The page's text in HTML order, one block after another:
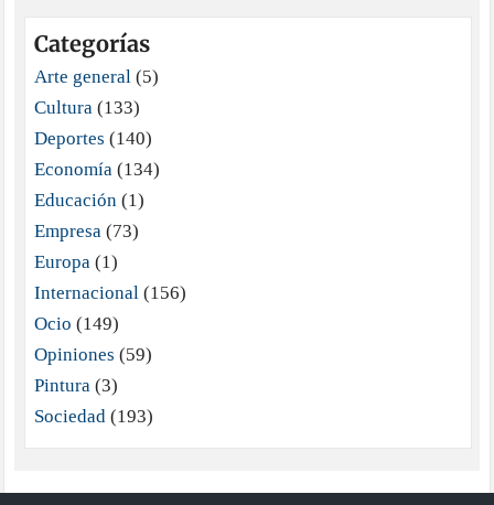
Categorías
Arte general(5)
Cultura(133)
Deportes (140)
Economía(134)
Educación(1)
Empresa(73)
Europa(1)
Internacional(156)
Ocio (149)
Opiniones (59)
Pintura(3)
Sociedad(193)